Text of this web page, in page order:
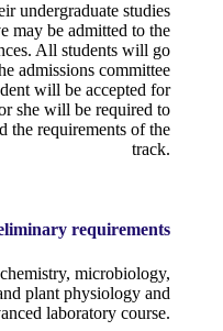
undergraduate studies
may be admitted to the
All students will go
admissions committee
will be accepted for
she will be required to
the requirements of the
track.
requirements
microbiology,
plant physiology and
laboratory course.